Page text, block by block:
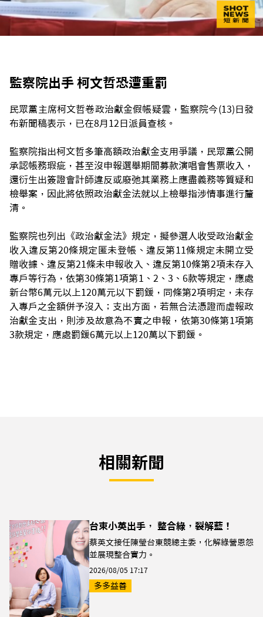
監察院出手 柯文哲恐遭重罰
民眾黨主席柯文哲卷政治獻金假帳疑雲，監察院今(13)日發
布新聞稿表示，已在8月12日派員查核。
監察院指出柯文哲多筆高額政治獻金支用爭議，民眾黨公開
承認帳務瑕疵，甚至沒申報選舉期間募款演唱會售票收入，
還衍生出簽證會計師違反或廢弛其業務上應盡義務等質疑和
檢舉案，因此將依照政治獻金法就以上檢舉指涉情事進行釐
清。
監察院也列出《政治獻金法》規定，擬參選人收受政治獻金
收入違反第20條規定匿未登帳、違反第11條規定未開立受
贈收據、違反第21條未申報收入、違反第10條第2項未存入
專戶等行為，依第30條第1項第1、2、3、6款等規定，應處
新台幣6萬元以上120萬元以下罰鍰，同條第2項明定，未存
入專戶之金額併予沒入；支出方面，若無合法憑證而虛報政
治獻金支出，則涉及故意為不實之申報，依第30條第1項第
3款規定，應處罰鍰6萬元以上120萬以下罰鍰。
相關新聞
台東小英出手， 整合綠，裂解藍！
蔡英文接任陳瑩台東競總主委，化解綠營恩怨
並展現整合實力。
2026/08/05 17:17
多多益善